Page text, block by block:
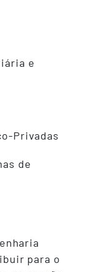
e
Privadas
de
para o